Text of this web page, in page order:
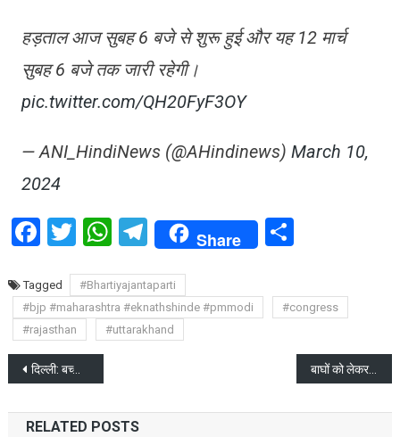
हड़ताल आज सुबह 6 बजे से शुरू हुई और यह 12 मार्च
सुबह 6 बजे तक जारी रहेगी।
pic.twitter.com/QH20FyF3OY
— ANI_HindiNews (@AHindinews) March 10,
2024
Facebook
Twitter
WhatsApp
Telegram
Share Share
Tagged
#Bhartiyajantaparti
#bjp #maharashtra #eknathshinde #pmmodi
#congress
#rajasthan
#uttarakhand
Post
navigation
दिल्ली: बच्चा गिरा 40 फीट बोरवेल में , NDRF का रेस्क्यू ऑपरेशन जारी शुरू बाघों को लेकर ये कैसा संरक्षण ? रामनगर ढेला रेस्क्यू सेंटर में बाघिन की मौत
RELATED POSTS